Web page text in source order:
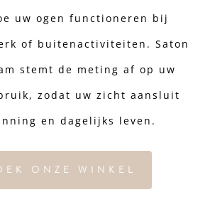
uw ogen functioneren bij
of buitenactiviteiten. Saton
stemt de meting af op uw
zodat uw zicht aansluit
en dagelijks leven.
ONZE WINKEL